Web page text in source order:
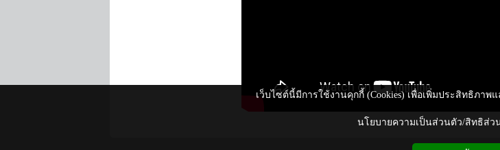
เว็บไซต์นี้มีการใช้งานคุกกี้ (Cookies) เพื่อเพิ่มประสิทธิภา
นโยบายความเป็นส่วนตัว/สิทธิส่ว